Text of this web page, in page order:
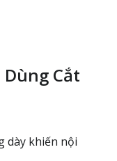
Cắt
dày khiến nội